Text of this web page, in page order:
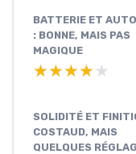
BATTERIE ET
: BONNE, MAIS PAS
MAGIQUE
★★★★★
★★★★★
SOLIDITÉ ET
COSTAUD, MAIS
QUELQUES